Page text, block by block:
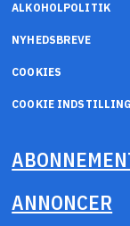
ALKOHOLPOLITIK
NYHEDSBREVE
COOKIES
COOKIE
ANNONCER